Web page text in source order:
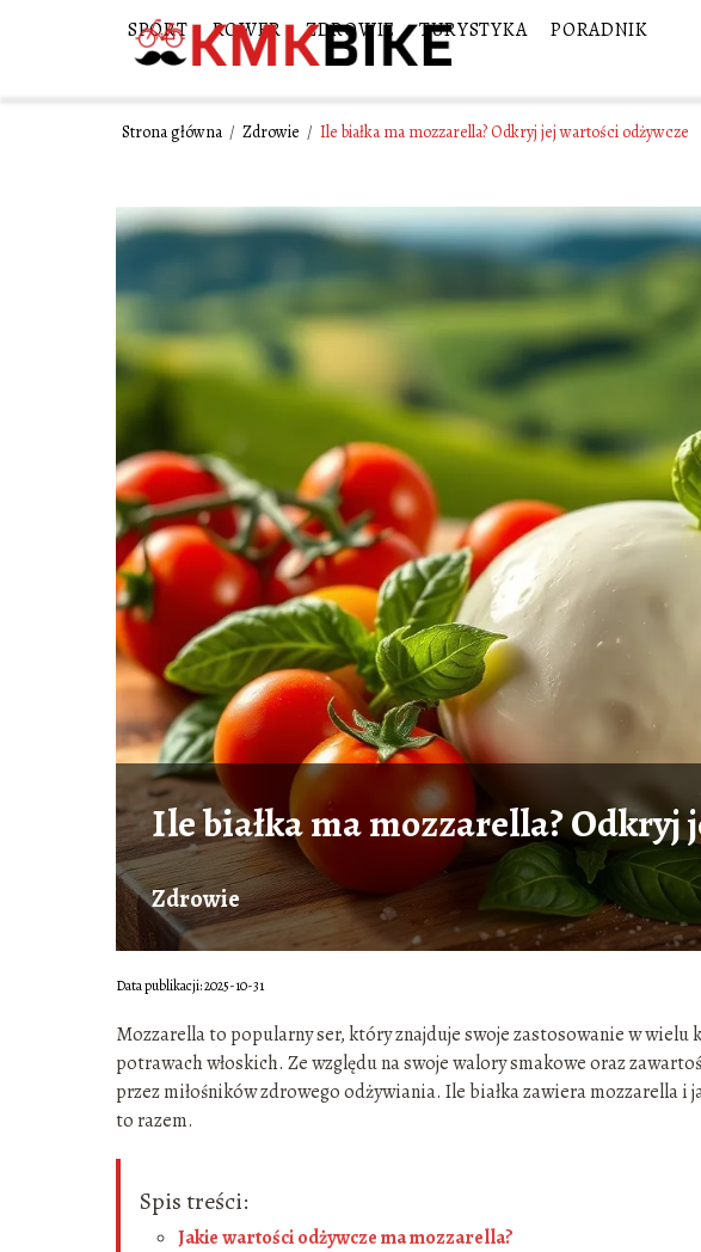
SPORT ROWER ZDROWIE TURYSTYKA PORADNIK
Strona główna / Zdrowie / Ile białka ma mozzarella? Odkryj jej wartości odżywcze
Ile białka ma mozzarella? Odkryj
Zdrowie
Data publikacji: 2025-10-31
Mozzarella to popularny ser, który znajduje swoje zastosowanie w wielu
potrawach włoskich. Ze względu na swoje walory smakowe oraz
przez miłośników zdrowego odżywiania. Ile białka zawiera mozzarella i
to razem.
Spis treści:
Jakie wartości odżywcze ma mozzarella?